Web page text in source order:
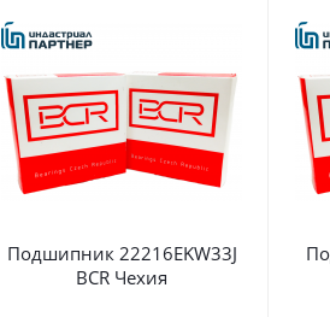
Подшипник 22216EKW33J
BCR Чехия